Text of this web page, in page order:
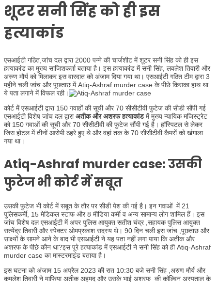
शूटर सनी सिंह को ही इस
हत्याकांड
एसआईटी गठित,जांच दल द्वारा 2000 पन्ने की चार्जशीट में शूटर सनी सिंह को ही इस
हत्याकांड का मुख्य साजिशकर्ता बताया है। इस हत्याकांड में सनी सिंह, लवलेश तिवारी और
अरुण मौर्य को मिलाकर इस वारदात को अंजाम दिया गया था। एसआईटी गठित टीम द्वारा 3
महीने चली जांच और पूछताछ में Atiq-Ashraf murder case के पीछे किसका हाथ था
ये पता लगाने में विफल रही।
कोर्ट में एसआईटी द्वारा 150 गवाहों की सूची और 70 सीसीटीवी फुटेज की सीडी सौंपी गई
एसआईटी विशेष जांच दल द्वाराअतीक और अशरफ हत्याकांडमें मुख्य न्यायिक मजिस्ट्रेट
को 150 गवाओं की सूची और 70 सीसीटीवी की फुटेज सौंपी गई है। हॉस्पिटल से लेकर
जिस होटल में तीनों आरोपी ठहरे हुए थे और वहां तक के 70 सीसीटीवी कैमरों को खंगाला
गया था।
Atiq-Ashraf murder case: उसकी
फुटेज भी कोर्ट में सबूत
उसकी फुटेज भी कोर्ट में सबूत के तौर पर सीडी पेश की गई है। इन गवाओं में 21
पुलिसकर्मी, 15 मेडिकल स्टाफ और 8 मीडिया कर्मी व अन्य सामान्य लोग शामिल हैं। इस
जांच विशेष दल एसआईटी में अपर पुलिस आयुक्त सतीश चंद्र ,सहायक पुलिस आयुक्त
सत्येंद्र तिवारी और स्पेक्टर ओमप्रकाश सदस्य थे। 90 दिन चली इस जांच ,पूछताछ और
साक्ष्यों के सामने आने के बाद भी एसआईटी ने यह पता नहीं लगा पाया कि अतीक और
अशरफ के पीछे कौन था?इस पूरे हत्याकांड में एसआईटी ने सनी सिंह को ही Atiq-Ashraf
murder case का मास्टरमाइंड बताया है।
इस घटना को अंजाम 15 अप्रैल 2023 की रात 10:30 बजे सनी सिंह ,अरुण मौर्य और
कमलेश तिवारी ने माफिया अतीक अहमद और उसके भाई अशरफ की कॉल्विन अस्पताल के